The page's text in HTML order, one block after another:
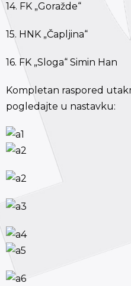
14. FK „Goražde“
15. HNK „Čapljina“
16. FK „Sloga“ Simin Han
Kompletan raspored
pogledajte u nastavku: